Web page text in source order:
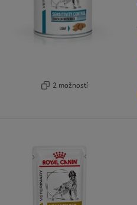
2 možností